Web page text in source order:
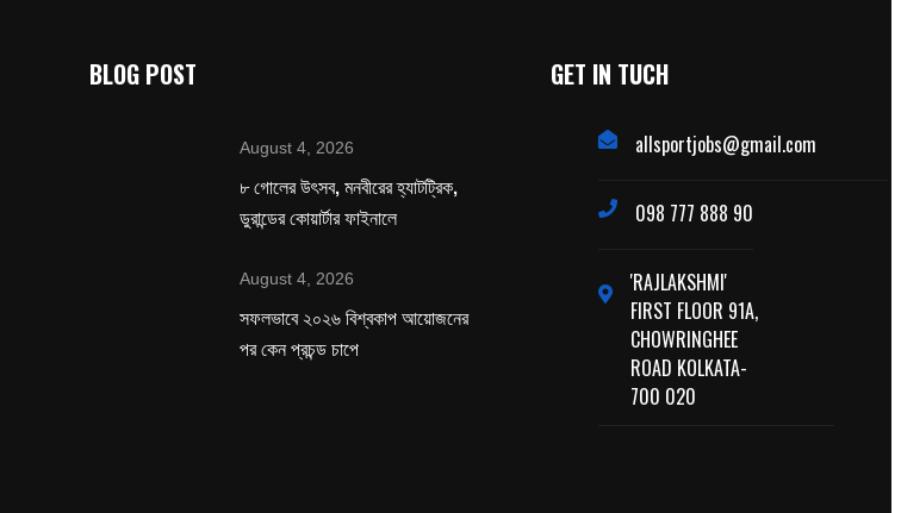
BLOG POST
August 4, 2026
৮ গোলের উৎসব, মনবীরের হ্যাটট্রিক,
ডুরান্ডের কোয়ার্টার ফাইনালে
August 4, 2026
সফলভাবে ২০২৬ বিশ্বকাপ আয়োজনের
পর কেন প্রচন্ড চাপে
GET IN TUCH
allsportjobs@gmail.com
098 777 888 90
'RAJLAKSHMI'
FIRST FLOOR 91A,
CHOWRINGHEE
ROAD KOLKATA-
700 020